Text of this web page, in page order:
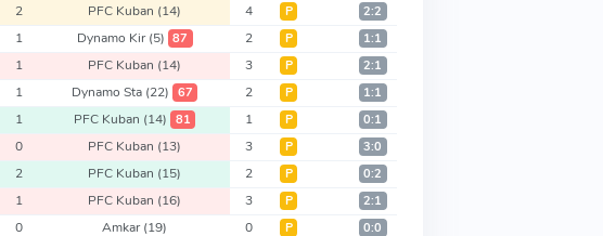
2 PFC Kuban (14) 4 Р 2:2
1 Dynamo Kir(5) 87 2 Р 1:1
1 PFC Kuban (14) 3 Р 2:1
1 Dynamo Sta (22) 67 2 Р 1:1
1 PFC Kuban (14) 81 1 Р 0:1
0 PFC Kuban (13) 3 Р 3:0
2 PFC Kuban (15) 2 Р 0:2
1 PFC Kuban (16) 3 Р 2:1
0 Amkar(19) 0 Р 0:0